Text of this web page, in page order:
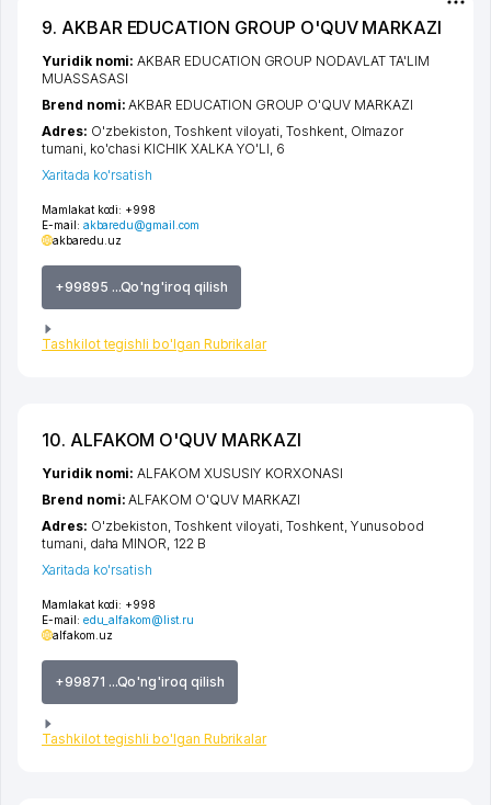
9. AKBAR EDUCATION GROUP O'QUV MARKAZI
Mamlakat kodi: +998
E-mail: akbaredu@gmail.com
akbaredu.uz
+99895 ...Qo'ng'iroq qilish
Tashkilot tegishli bo'lgan Rubrikalar
Yuridik nomi:AKBAR EDUCATION GROUP NODAVLAT TA'LIM
MUASSASASI
Brend nomi:AKBAR EDUCATION GROUP O'QUV MARKAZI
Adres: O'zbekiston,Toshkent viloyati,Toshkent, Olmazor
tumani, ko'chasi KICHIK XALKA YO'LI, 6
Xaritada ko'rsatish
10. ALFAKOM O'QUV MARKAZI
Mamlakat kodi: +998
E-mail: edu_alfakom@list.ru
alfakom.uz
+99871 ...Qo'ng'iroq qilish
Tashkilot tegishli bo'lgan Rubrikalar
Yuridik nomi:ALFAKOM XUSUSIY KORXONASI
Brend nomi:ALFAKOM O'QUV MARKAZI
Adres: O'zbekiston,Toshkent viloyati,Toshkent, Yunusobod
tumani, daha MINOR, 122 B
Xaritada ko'rsatish